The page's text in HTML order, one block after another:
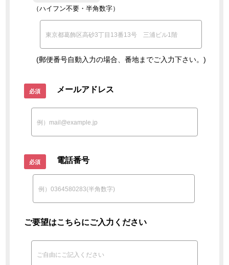
（ハイフン不要・半角数字）
(郵便番号自動入力の場合、番地までご入力下さい。)
メールアドレス
電話番号
ご要望はこちらにご入力ください